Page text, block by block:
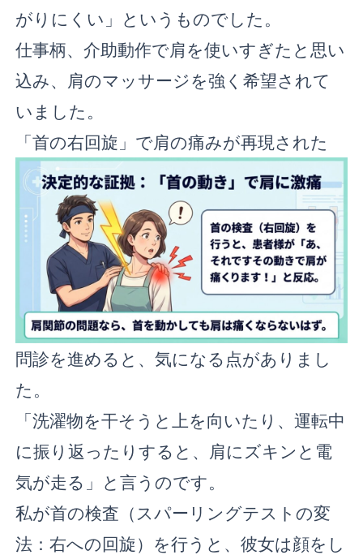
がりにくい」というものでした。
仕事柄、介助動作で肩を使いすぎたと思い
込み、肩のマッサージを強く希望されて
いました。
「首の右回旋」で肩の痛みが再現された
問診を進めると、気になる点がありまし
た。
「洗濯物を干そうと上を向いたり、運転中
に振り返ったりすると、肩にズキンと電
気が走る」と言うのです。
私が首の検査（スパーリングテストの変
法：右への回旋）を行うと、彼女は顔をし